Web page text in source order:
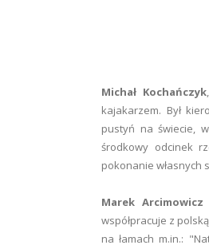
Michał Kochańczyk
kajakarzem. Był
pustyń na świecie,
środkowy odcinek
pokonanie własnych
Marek Arcimowicz
współpracuje z
na łamach m.in.: